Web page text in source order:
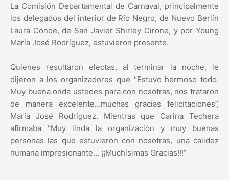
La Comisión Departamental de Carnaval, principalmente
los delegados del interior de Río Negro, de Nuevo Berlín
Laura Conde, de San Javier Shirley Cirone, y por Young
María José Rodríguez, estuvieron presente.
Quienes resultaron electas, al terminar la noche, le
dijeron a los organizadores que “Estuvo hermoso todo.
Muy buena onda ustedes para con nosotras, nos trataron
de manera excelente…muchas gracias felicitaciones”,
María José Rodríguez. Mientras que Carina Techera
afirmaba “Muy linda la organización y muy buenas
personas las que estuvieron con nosotras, una calidez
humana impresionante… ¡¡Muchísimas Gracias!!!”